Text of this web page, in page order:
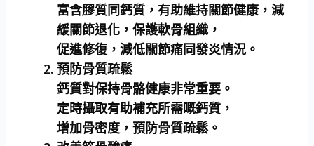
富含膠質同鈣質，有助維持關節健康，減
緩關節退化，保護軟骨組織，
促進修復，減低關節痛同發炎情況。
預防骨質疏鬆
鈣質對保持骨骼健康非常重要。
定時攝取有助補充所需嘅鈣質，
增加骨密度，預防骨質疏鬆。